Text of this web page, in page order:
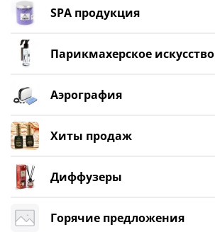
SPA продукция
Парикмахерское искусство
Аэрография
Хиты продаж
Диффузеры
Горячие предложения